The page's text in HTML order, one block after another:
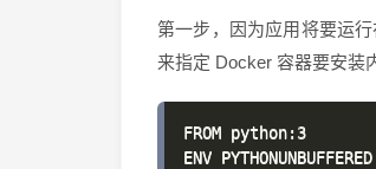
第一步，因为应用将要运
来指定 Docker 容器要安装
FROM python:3
ENV